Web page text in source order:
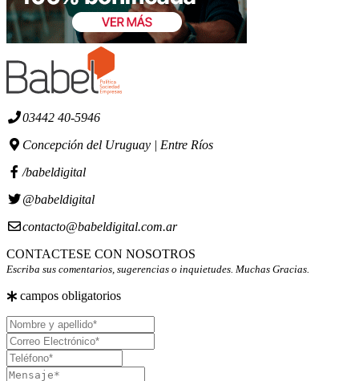
03442 40-5946
Concepción del Uruguay | Entre Ríos
/babeldigital
@babeldigital
contacto@babeldigital.com.ar
CONTACTESE CON NOSOTROS
Escriba sus comentarios, sugerencias o inquietudes. Muchas Gracias.
campos obligatorios
Nombre
y
apellido
Correo
Electrónico
Teléfono
Mensaje